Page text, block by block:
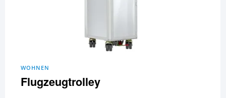
WOHNEN
Flugzeugtrolley